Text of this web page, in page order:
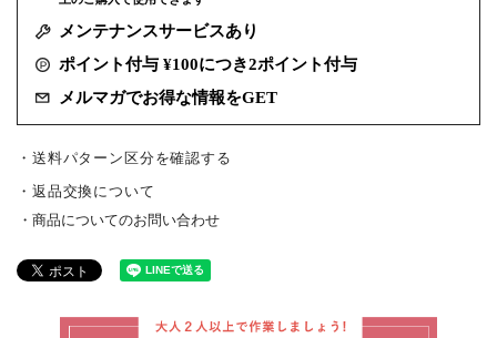
メンテナンスサービスあり
ポイント付与 ¥100につき2ポイント付与
メルマガでお得な情報をGET
・送料パターン区分を確認する
返品交換について
商品についてのお問い合わせ